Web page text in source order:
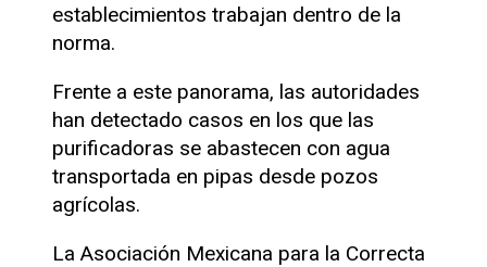
establecimientos trabajan dentro de la
norma.
Frente a este panorama, las autoridades
han detectado casos en los que las
purificadoras se abastecen con agua
transportada en pipas desde pozos
agrícolas.
La Asociación Mexicana para la Correcta